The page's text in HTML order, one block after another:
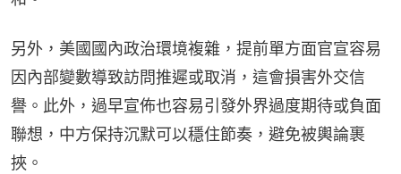
另外，美國國內政治環境複雜，提前單方面官宣容易
因內部變數導致訪問推遲或取消，這會損害外交信
譽。此外，過早宣佈也容易引發外界過度期待或負面
聯想，中方保持沉默可以穩住節奏，避免被輿論裹
挾。